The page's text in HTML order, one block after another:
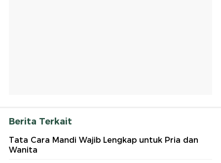
Berita Terkait
Tata Cara Mandi Wajib Lengkap untuk Pria dan
Wanita